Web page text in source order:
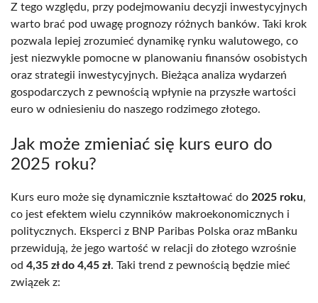
Z tego względu, przy podejmowaniu decyzji inwestycyjnych
warto brać pod uwagę prognozy różnych banków. Taki krok
pozwala lepiej zrozumieć dynamikę rynku walutowego, co
jest niezwykle pomocne w planowaniu finansów osobistych
oraz strategii inwestycyjnych. Bieżąca analiza wydarzeń
gospodarczych z pewnością wpłynie na przyszłe wartości
euro w odniesieniu do naszego rodzimego złotego.
Jak może zmieniać się kurs euro do
2025 roku?
Kurs euro może się dynamicznie kształtować do 2025 roku,
co jest efektem wielu czynników makroekonomicznych i
politycznych. Eksperci z BNP Paribas Polska oraz mBanku
przewidują, że jego wartość w relacji do złotego wzrośnie
od 4,35 zł do 4,45 zł. Taki trend z pewnością będzie mieć
związek z: